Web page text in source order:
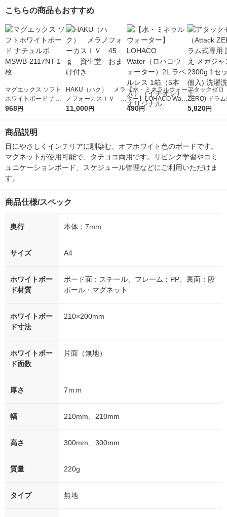
こちらの商品もおすすめ
マグエックス ソフト
ホワイトボード ナチ
ュルボ MSWB-2117N
968円
HAKU（ハク） メラ
ノフォーカスＩＶ 4
5ｇ 資生堂 おまけ
11,000円
【水・ミネラルウォー
ター】LOHACO Wate
r（ロハコウォータ
490円
アタックゼロ
ZERO) ドラ
詰め替え メガ
5,820円
商品説明
目にやさしくインテリアに馴染む、オフホワイト色のボードです。
マグネットが使用可能で、タテヨコ両用です。リビング学習やコミ
ュニケーションボード、スケジュール管理などにご利用いただけま
す。
商品仕様/スペック
奥行 本体：7mm
サイズ A4
ホワイトボー
ド材質
ボード面：スチール、フレーム：PP、裏面：段
ボール・マグネット
ホワイトボー
ド寸法
210×200mm
ホワイトボー
ド面数
片面（無地）
厚さ 7ｍｍ
幅 210mm、210mm
高さ 300mm、300mm
質量 220g
タイプ 無地